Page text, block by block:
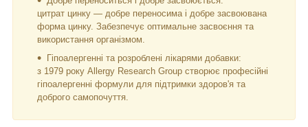
цитрат цинку — добре переносима і добре засвоювана
форма цинку. Забезпечує оптимальне засвоєння та
використання організмом.
Гіпоалергенні та розроблені лікарями добавки:
з 1979 року Allergy Research Group створює професійні
гіпоалергенні формули для підтримки здоров'я та
доброго самопочуття.